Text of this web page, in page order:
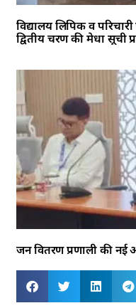
विद्यालय लिपिक व
द्वितीय चरण की मेधा सूची
जन वितरण प्रणाली की नई